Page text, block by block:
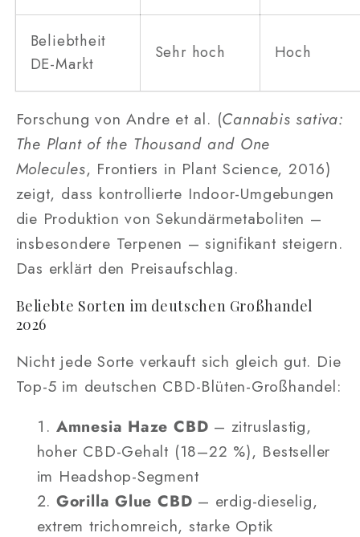
Beliebtheit
DE-Markt
Sehr hoch Hoch
Forschung von Andre et al. (Cannabis sativa:
The Plant of the Thousand and One
Molecules, Frontiers in Plant Science, 2016)
zeigt, dass kontrollierte Indoor-Umgebungen
die Produktion von Sekundärmetaboliten –
insbesondere Terpenen – signifikant steigern.
Das erklärt den Preisaufschlag.
Beliebte Sorten im deutschen Großhandel
2026
Nicht jede Sorte verkauft sich gleich gut. Die
Top-5 im deutschen CBD-Blüten-Großhandel:
Amnesia Haze CBD – zitruslastig,
hoher CBD-Gehalt (18–22 %), Bestseller
im Headshop-Segment
Gorilla Glue CBD – erdig-dieselig,
extrem trichomreich, starke Optik